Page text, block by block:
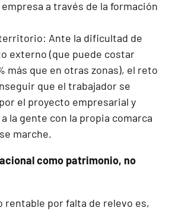
a través de la formación
Ante la dificultad de
externo (que puede costar
más que en otras zonas), el reto
que el trabajador se
el proyecto empresarial y
la gente con la propia comarca
marche.
como patrimonio, no
rentable por falta de relevo es,